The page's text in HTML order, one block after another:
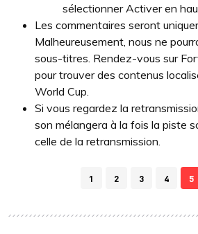
sélectionner Activer en
Les commentaires seront
Malheureusement, nous ne
sous-titres. Rendez-vous sur
pour trouver des contenus
World Cup.
Si vous regardez la
son mélangera à la fois la piste
celle de la retransmission.
1 2 3 4 5